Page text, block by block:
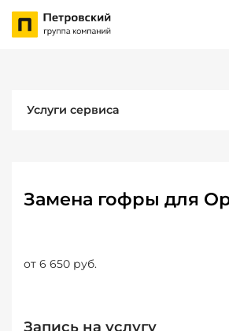
Услуги сервиса
Замена гофры для
от 6 650 руб.
Запись на услугу